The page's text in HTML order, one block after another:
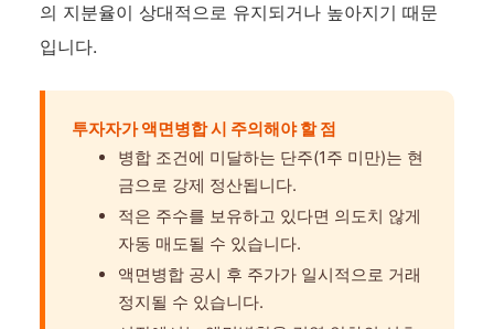
의 지분율이 상대적으로 유지되거나 높아지기 때문
입니다.
투자자가 액면병합 시 주의해야 할 점
병합 조건에 미달하는 단주(1주 미만)는 현
금으로 강제 정산됩니다.
적은 주수를 보유하고 있다면 의도치 않게
자동 매도될 수 있습니다.
액면병합 공시 후 주가가 일시적으로 거래
정지될 수 있습니다.